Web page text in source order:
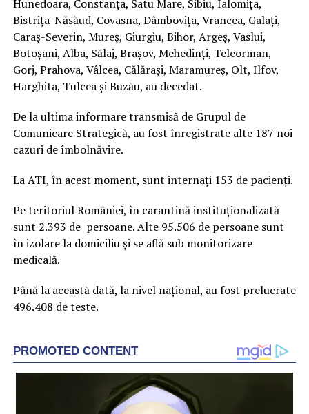
Hunedoara, Constanța, Satu Mare, Sibiu, Ialomița,
Bistrița-Năsăud, Covasna, Dâmbovița, Vrancea, Galați,
Caraș-Severin, Mureș, Giurgiu, Bihor, Argeș, Vaslui,
Botoșani, Alba, Sălaj, Brașov, Mehedinți, Teleorman,
Gorj, Prahova, Vâlcea, Călărași, Maramureș, Olt, Ilfov,
Harghita, Tulcea și Buzău, au decedat.
De la ultima informare transmisă de Grupul de
Comunicare Strategică, au fost înregistrate alte 187 noi
cazuri de îmbolnăvire.
La ATI, în acest moment, sunt internați 153 de pacienți.
Pe teritoriul României, în carantină instituționalizată
sunt 2.393 de persoane. Alte 95.506 de persoane sunt
în izolare la domiciliu și se află sub monitorizare
medicală.
Până la această dată, la nivel național, au fost prelucrate
496.408 de teste.